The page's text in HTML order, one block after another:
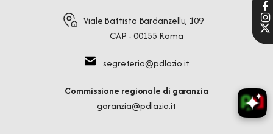
Viale Battista Bardanzellu, 109
CAP - 00155 Roma
segreteria@pdlazio.it
Commissione regionale di garanzia
garanzia@pdlazio.it